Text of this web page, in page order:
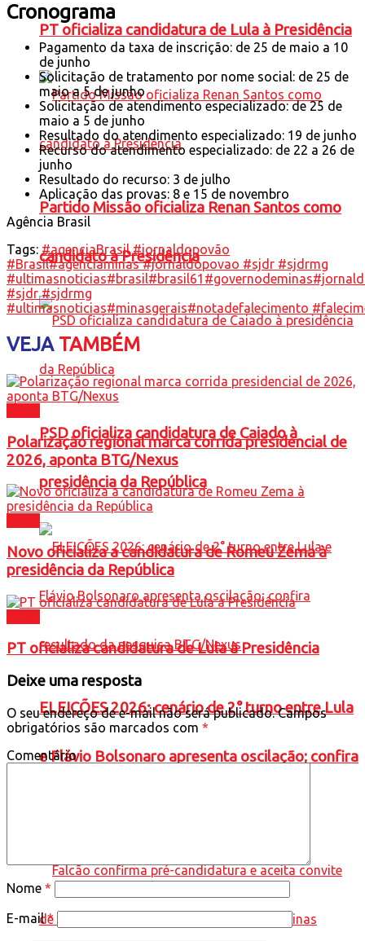
PT oficializa candidatura de Lula à Presidência
Partido Missão oficializa Renan Santos como
candidato à Presidência
PSD oficializa candidatura de Caiado à
presidência da República
ELEIÇÕES 2026: cenário de 2° turno entre Lula
e Flávio Bolsonaro apresenta oscilação; confira
Cronograma
Pagamento da taxa de inscrição: de 25 de maio a 10
de junho
Solicitação de tratamento por nome social: de 25 de
maio a 5 de junho
Solicitação de atendimento especializado: de 25 de
maio a 5 de junho
Resultado do atendimento especializado: 19 de junho
Recurso do atendimento especializado: de 22 a 26 de
junho
Resultado do recurso: 3 de julho
Aplicação das provas: 8 e 15 de novembro
Agência Brasil
Tags: #agenciaBrasil #jornaldopovão
#Brasil#agenciaminas #jornaldopovao #sjdr #sjdrmg
#ultimasnoticias#brasil#brasil61 #governodeminas
#sjdr #sjdrmg
#ultimasnoticias#minasgerais#notadefalecimento
VEJATAMBÉM
Polarização regional marca corrida presidencial de
2026, aponta BTG/Nexus
Novo oficializa a candidatura de Romeu Zema à
presidência da República
PT oficializa candidatura de Lula à Presidência
Deixe uma resposta
O seu endereço de e-mail não será publicado.Campos
obrigatórios são marcados com *
Comentário
Nome *
E-mail*